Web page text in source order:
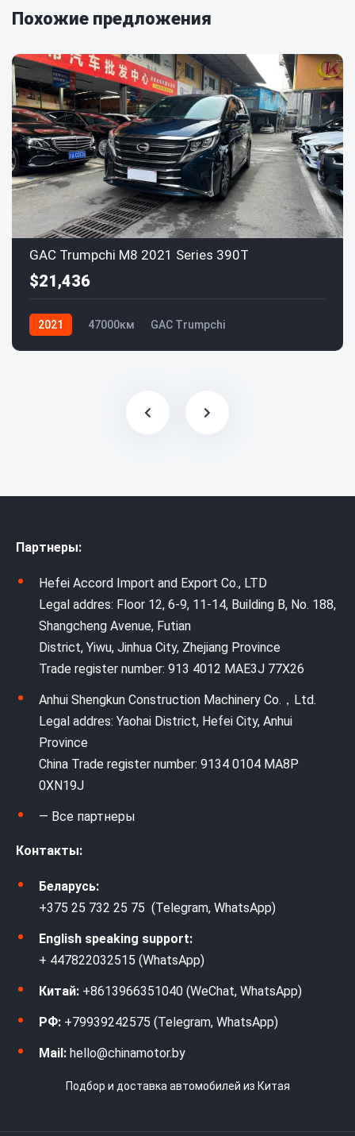
Похожие предложения
GAC Trumpchi M8 2021 Series 390T
$21,436
2021 47000км GAC Trumpchi
Партнеры:
Hefei Accord Import and Export Co., LTD
Legal addres: Floor 12, 6-9, 11-14, Building B, No. 188,
Shangcheng Avenue, Futian
District, Yiwu, Jinhua City, Zhejiang Province
Trade register number: 913 4012 MAE3J 77X26
Anhui Shengkun Construction Machinery Co.，Ltd.
Legal addres: Yaohai District, Hefei City, Anhui
Province
China Trade register number: 9134 0104 MA8P
0XN19J
— Все партнеры
Контакты:
Беларусь:
+375 25 732 25 75 (Telegram, WhatsApp)
English speaking support:
+ 447822032515 (WhatsApp)
Китай: +8613966351040 (WeChat, WhatsApp)
РФ: +79939242575 (Telegram, WhatsApp)
Mail: hello@chinamotor.by
Подбор и доставка автомобилей из Китая